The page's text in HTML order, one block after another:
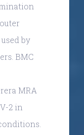
by
BMC
MRA
2 in